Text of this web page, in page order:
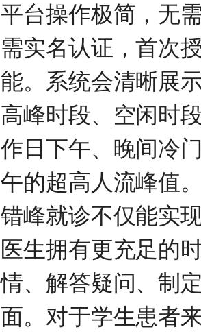
平台操作极简，无
需实名认证，首次
能。系统会清晰展
高峰时段、空闲时
作日下午、晚间冷
午的超高人流峰值。
错峰就诊不仅能实
医生拥有更充足的
情、解答疑问、制
面。对于学生患者